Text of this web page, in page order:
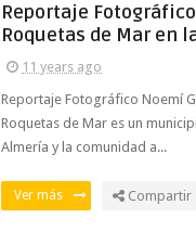
Reportaje
Roquetas de Mar en
11 years ago
Reportaje Fotográfico Noemí
Roquetas de Mar es un
Almería y la comunidad a...
Ver más Compartir